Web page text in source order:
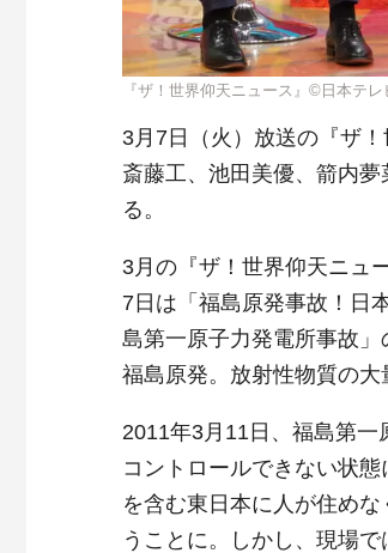
『ザ！世界仰天ニュース』©日本テレ
3月7日（火）放送の『ザ
斎藤工、池田美優、箭内
る。
3月の『ザ！世界仰天ニュ
7日は「福島原発事故！日
島第一原子力発電所事故
福島原発。放射性物質の大
2011年3月11日、福島第
コントロールできない状
を含む東日本に人が住め
うことに。しかし、現場